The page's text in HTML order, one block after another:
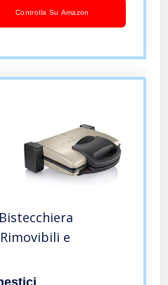
Controlla Su Amazon
e